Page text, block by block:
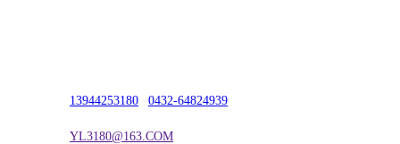
13944253180 0432-64824939
YL3180@163.COM